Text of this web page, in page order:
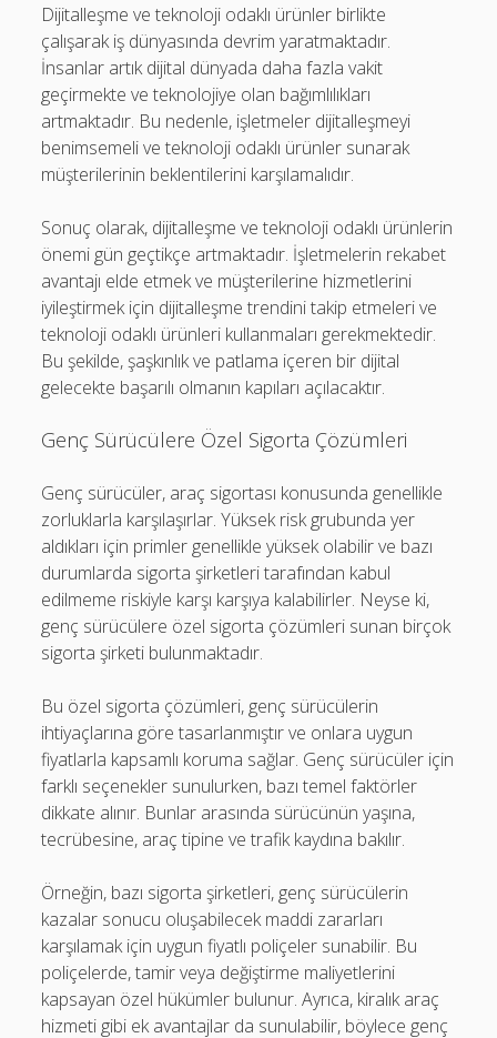
Dijitalleşme ve teknoloji odaklı ürünler birlikte
çalışarak iş dünyasında devrim yaratmaktadır.
İnsanlar artık dijital dünyada daha fazla vakit
geçirmekte ve teknolojiye olan bağımlılıkları
artmaktadır. Bu nedenle, işletmeler dijitalleşmeyi
benimsemeli ve teknoloji odaklı ürünler sunarak
müşterilerinin beklentilerini karşılamalıdır.
Sonuç olarak, dijitalleşme ve teknoloji odaklı ürünlerin
önemi gün geçtikçe artmaktadır. İşletmelerin rekabet
avantajı elde etmek ve müşterilerine hizmetlerini
iyileştirmek için dijitalleşme trendini takip etmeleri ve
teknoloji odaklı ürünleri kullanmaları gerekmektedir.
Bu şekilde, şaşkınlık ve patlama içeren bir dijital
gelecekte başarılı olmanın kapıları açılacaktır.
Genç Sürücülere Özel Sigorta Çözümleri
Genç sürücüler, araç sigortası konusunda genellikle
zorluklarla karşılaşırlar. Yüksek risk grubunda yer
aldıkları için primler genellikle yüksek olabilir ve bazı
durumlarda sigorta şirketleri tarafından kabul
edilmeme riskiyle karşı karşıya kalabilirler. Neyse ki,
genç sürücülere özel sigorta çözümleri sunan birçok
sigorta şirketi bulunmaktadır.
Bu özel sigorta çözümleri, genç sürücülerin
ihtiyaçlarına göre tasarlanmıştır ve onlara uygun
fiyatlarla kapsamlı koruma sağlar. Genç sürücüler için
farklı seçenekler sunulurken, bazı temel faktörler
dikkate alınır. Bunlar arasında sürücünün yaşına,
tecrübesine, araç tipine ve trafik kaydına bakılır.
Örneğin, bazı sigorta şirketleri, genç sürücülerin
kazalar sonucu oluşabilecek maddi zararları
karşılamak için uygun fiyatlı poliçeler sunabilir. Bu
poliçelerde, tamir veya değiştirme maliyetlerini
kapsayan özel hükümler bulunur. Ayrıca, kiralık araç
hizmeti gibi ek avantajlar da sunulabilir, böylece genç